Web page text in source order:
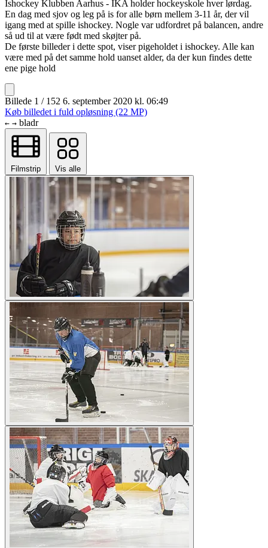
Ishockey Klubben Aarhus - IKA holder hockeyskole hver lørdag.
En dag med sjov og leg på is for alle børn mellem 3-11 år, der vil
igang med at spille ishockey. Nogle var udfordret på balancen, andre
så ud til at være født med skøjter på.
De første billeder i dette spot, viser pigeholdet i ishockey. Alle kan
være med på det samme hold uanset alder, da der kun findes dette
ene pige hold
Billede 1 / 152 6. september 2020 kl. 06:49
Køb billedet i fuld opløsning (22 MP)
← → bladr
Filmstrip Vis alle